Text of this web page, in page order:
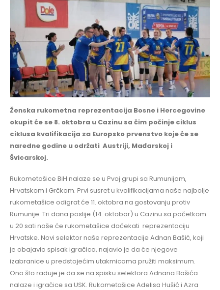
Ženska rukometna reprezentacija Bosne i Hercegovine
okupit će se 8. oktobra u Cazinu sa čim počinje ciklus
ciklusa kvalifikacija za Europsko prvenstvo koje će se
naredne godine u održati Austriji, Mađarskoj i
Švicarskoj.
Rukometašice BiH nalaze se u Pvoj grupi sa Rumunijom,
Hrvatskom i Grčkom. Prvi susret u kvalifikacijama naše najbolje
rukometašice odigrat će 11. oktobra na gostovanju protiv
Rumunije. Tri dana poslije (14. oktobar) u Cazinu sa početkom
u 20 sati naše će rukometašice dočekati reprezentaciju
Hrvatske. Novi selektor naše reprezentacije Adnan Bašić, koji
je obajavio spisak igračica, najavio je da će njegove
izabranice u predstojećim utakmicama pružiti maksimum.
Ono što raduje je da se na spisku selektora Adnana Bašića
nalaze i igračice sa USK. Rukometašice Adelisa Hušić i Azra